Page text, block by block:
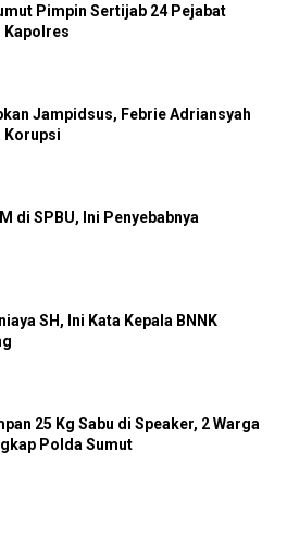
Pimpin Sertijab 24 Pejabat
Kapolres
Jampidsus, Febrie Adriansyah
Korupsi
di SPBU, Ini Penyebabnya
SH, Ini Kata Kepala BNNK
25 Kg Sabu di Speaker, 2 Warga
Polda Sumut